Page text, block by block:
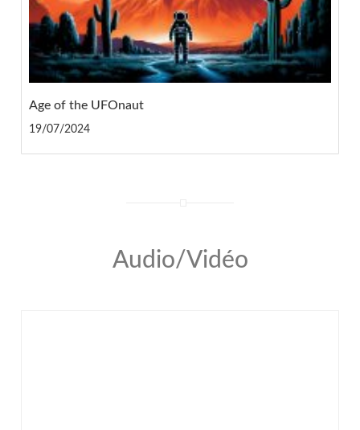
Age of the UFOnaut
19/07/2024
Audio/Vidéo